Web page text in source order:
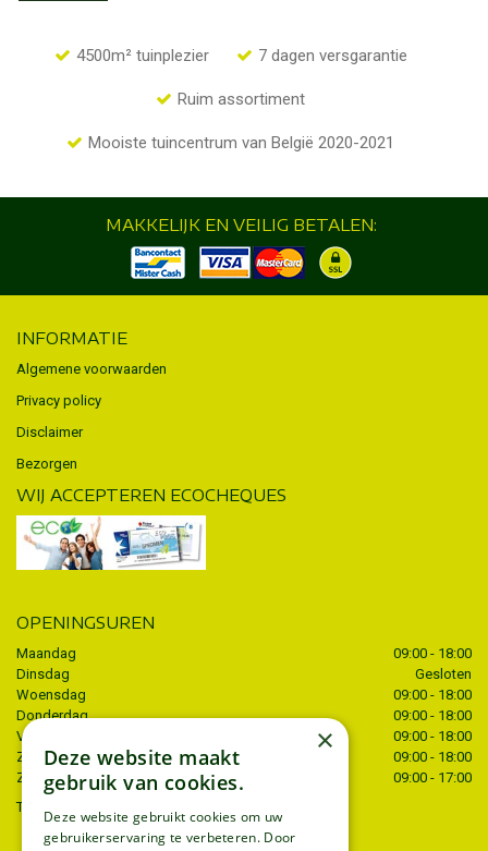
4500m² tuinplezier 7 dagen versgarantie
Ruim assortiment
Mooiste tuincentrum van België 2020-2021
MAKKELIJK EN VEILIG BETALEN:
INFORMATIE
Algemene voorwaarden
Privacy policy
Disclaimer
Bezorgen
WIJ ACCEPTEREN ECOCHEQUES
OPENINGSUREN
Maandag
09:00 - 18:00
Dinsdag
Gesloten
Woensdag
09:00 - 18:00
Donderdag
09:00 - 18:00
Vrijdag
09:00 - 18:00
Zaterdag
09:00 - 18:00
Zondag
09:00 - 17:00
Toon alle openingstijden
×
Deze website maakt
gebruik van cookies.
Deze website gebruikt cookies om uw
gebruikerservaring te verbeteren. Door